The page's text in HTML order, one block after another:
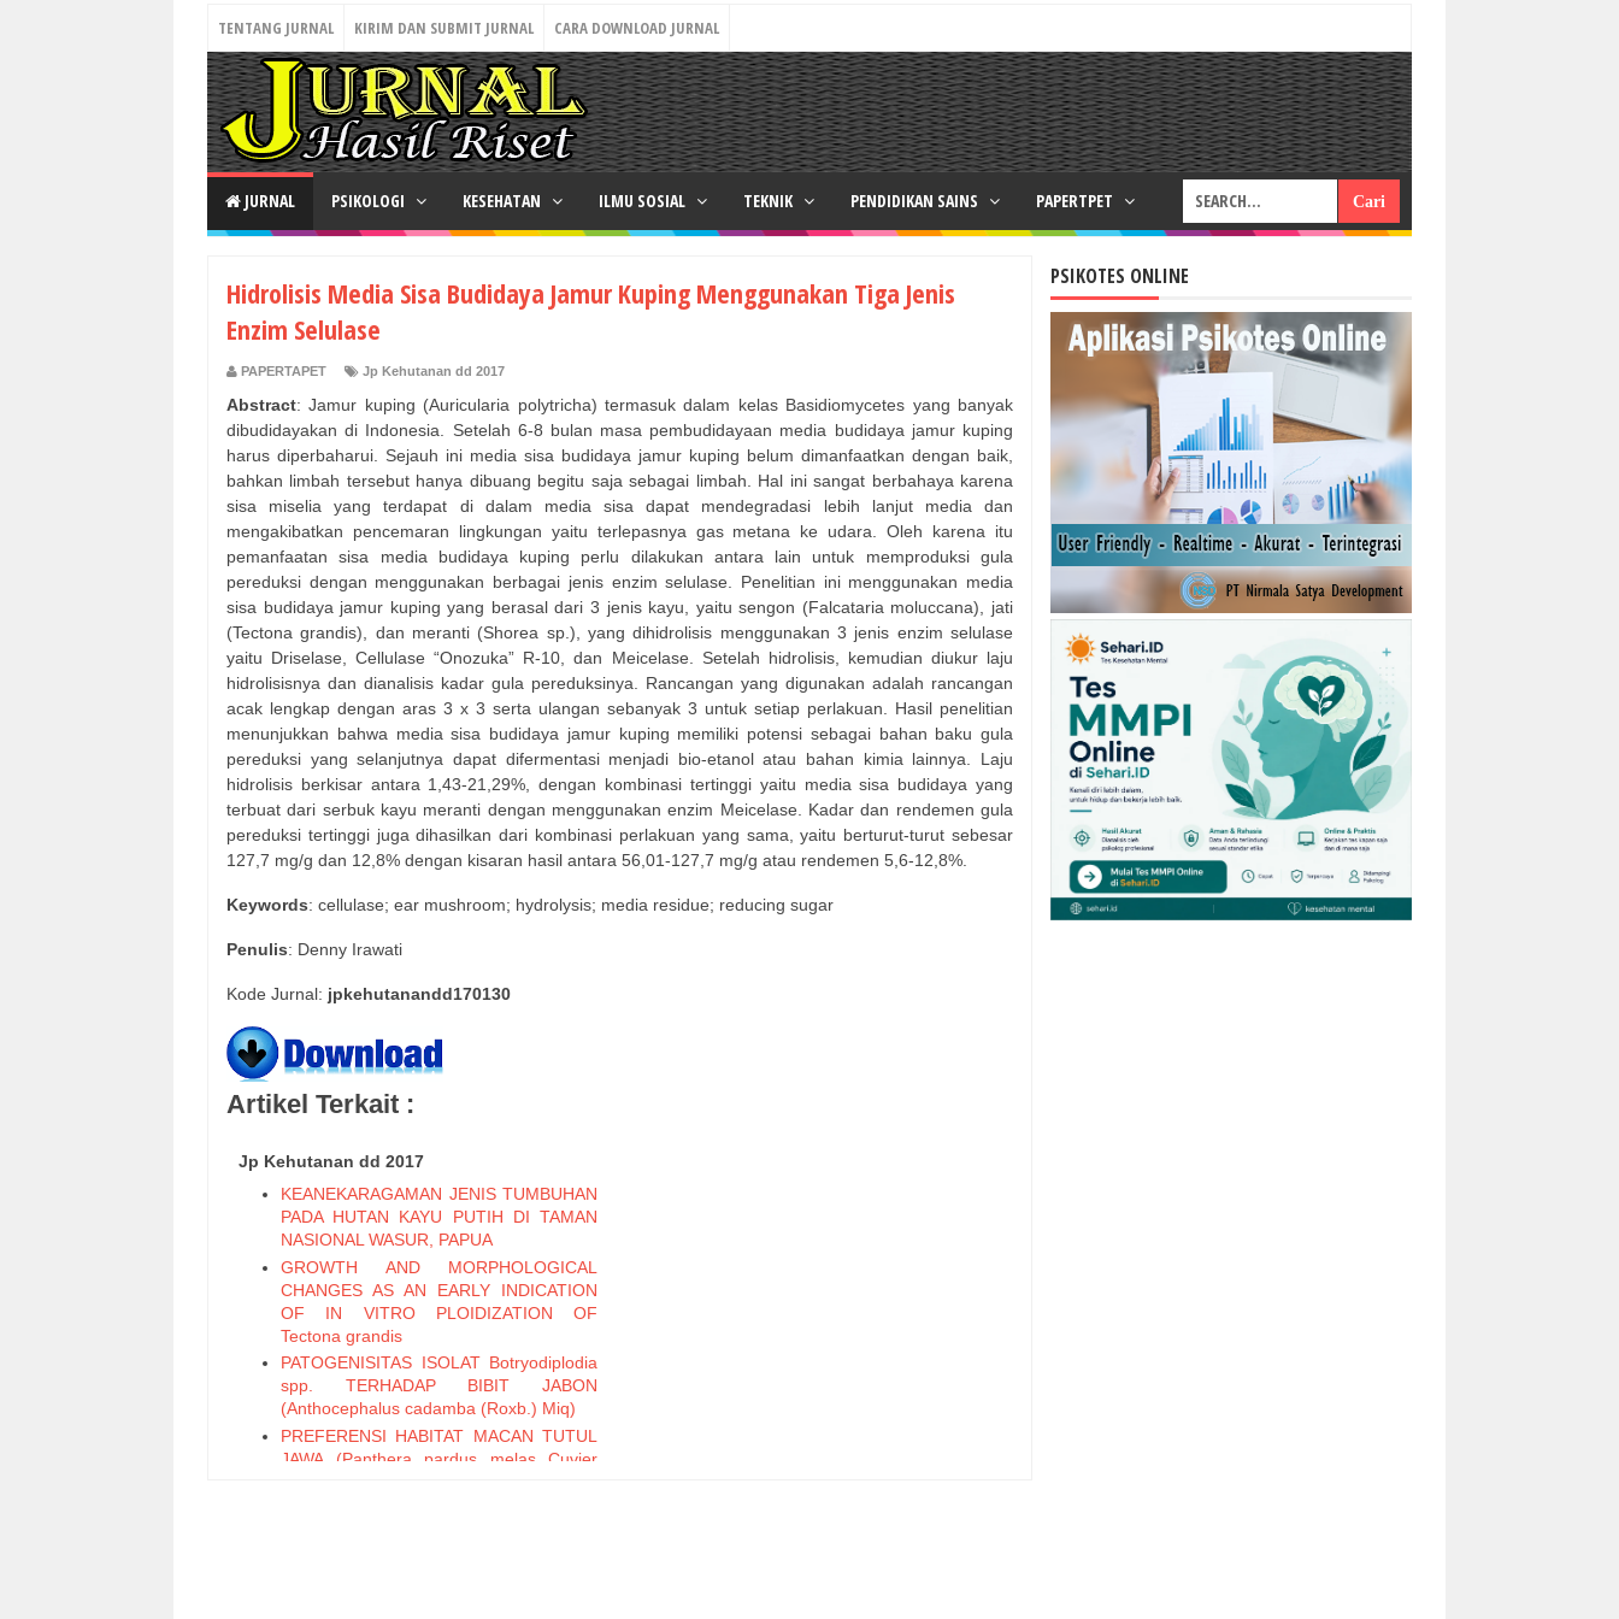
TENTANG JURNAL KIRIM DAN SUBMIT JURNAL CARA DOWNLOAD JURNAL
JURNAL PSIKOLOGI KESEHATAN ILMU SOSIAL TEKNIK PENDIDIKAN SAINS PAPERTPET
Hidrolisis Media Sisa Budidaya Jamur Kuping Menggunakan Tiga Jenis
Enzim Selulase
PAPERTAPET Jp Kehutanan dd 2017
Abstract: Jamur kuping (Auricularia polytricha) termasuk dalam kelas Basidiomycetes yang banyak
dibudidayakan di Indonesia. Setelah 6-8 bulan masa pembudidayaan media budidaya jamur kuping
harus diperbaharui. Sejauh ini media sisa budidaya jamur kuping belum dimanfaatkan dengan baik,
bahkan limbah tersebut hanya dibuang begitu saja sebagai limbah. Hal ini sangat berbahaya karena
sisa miselia yang terdapat di dalam media sisa dapat mendegradasi lebih lanjut media dan
mengakibatkan pencemaran lingkungan yaitu terlepasnya gas metana ke udara. Oleh karena itu
pemanfaatan sisa media budidaya kuping perlu dilakukan antara lain untuk memproduksi gula
pereduksi dengan menggunakan berbagai jenis enzim selulase. Penelitian ini menggunakan media
sisa budidaya jamur kuping yang berasal dari 3 jenis kayu, yaitu sengon (Falcataria moluccana), jati
(Tectona grandis), dan meranti (Shorea sp.), yang dihidrolisis menggunakan 3 jenis enzim selulase
yaitu Driselase, Cellulase “Onozuka” R-10, dan Meicelase. Setelah hidrolisis, kemudian diukur laju
hidrolisisnya dan dianalisis kadar gula pereduksinya. Rancangan yang digunakan adalah rancangan
acak lengkap dengan aras 3 x 3 serta ulangan sebanyak 3 untuk setiap perlakuan. Hasil penelitian
menunjukkan bahwa media sisa budidaya jamur kuping memiliki potensi sebagai bahan baku gula
pereduksi yang selanjutnya dapat difermentasi menjadi bio-etanol atau bahan kimia lainnya. Laju
hidrolisis berkisar antara 1,43-21,29%, dengan kombinasi tertinggi yaitu media sisa budidaya yang
terbuat dari serbuk kayu meranti dengan menggunakan enzim Meicelase. Kadar dan rendemen gula
pereduksi tertinggi juga dihasilkan dari kombinasi perlakuan yang sama, yaitu berturut-turut sebesar
127,7 mg/g dan 12,8% dengan kisaran hasil antara 56,01-127,7 mg/g atau rendemen 5,6-12,8%.
Keywords: cellulase; ear mushroom; hydrolysis; media residue; reducing sugar
Penulis: Denny Irawati
Kode Jurnal: jpkehutanandd170130
Artikel Terkait :
Jp Kehutanan dd 2017
KEANEKARAGAMAN JENIS TUMBUHAN
PADA HUTAN KAYU PUTIH DI TAMAN
NASIONAL WASUR, PAPUA
GROWTH AND MORPHOLOGICAL
CHANGES AS AN EARLY INDICATION
OF IN VITRO PLOIDIZATION OF
Tectona grandis
PATOGENISITAS ISOLAT Botryodiplodia
spp. TERHADAP BIBIT JABON
(Anthocephalus cadamba (Roxb.) Miq)
PREFERENSI HABITAT MACAN TUTUL
JAWA (Panthera pardus melas Cuvier
PSIKOTES ONLINE